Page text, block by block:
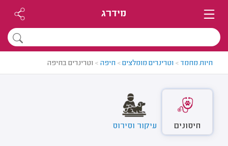
מידרג
חיות מחמד > וטרינרים מומלצים> חיפה > וטרינרים בחיפה
חיסונים עיקור וסירוס